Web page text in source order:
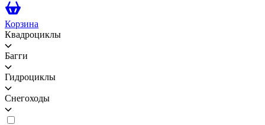
Корзина
Квадроциклы
Багги
Гидроциклы
Снегоходы